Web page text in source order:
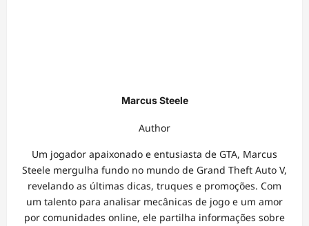
Marcus Steele
Author
Um jogador apaixonado e entusiasta de GTA, Marcus
Steele mergulha fundo no mundo de Grand Theft Auto V,
revelando as últimas dicas, truques e promoções. Com
um talento para analisar mecânicas de jogo e um amor
por comunidades online, ele partilha informações sobre